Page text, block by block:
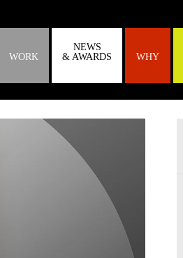
WORK
NEWS
& AWARDS
WHY